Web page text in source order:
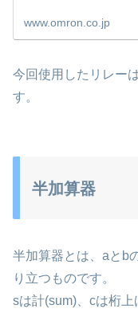
www.omron.co.jp
今回使用したリレー
す。
半加算器
半加算器とは、aとb
り立つものです。
sは計(sum)、cは桁